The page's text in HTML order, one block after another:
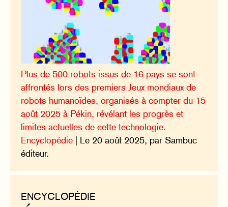
Plus de 500 robots issus de 16 pays se sont
affrontés lors des premiers Jeux mondiaux de
robots humanoïdes, organisés à compter du 15
août 2025 à Pékin, révélant les progrès et
limites actuelles de cette technologie.
Encyclopédie | Le 20 août 2025, par Sambuc
éditeur.
ENCYCLOPÉDIE